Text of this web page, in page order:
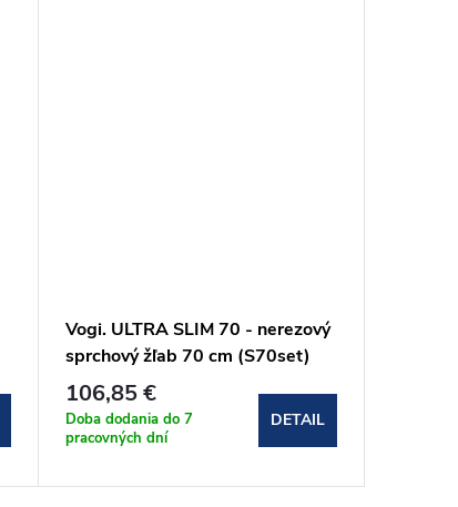
Vogi. ULTRA SLIM 70 - nerezový
sprchový žľab 70 cm (S70set)
106,85 €
Doba dodania do 7
pracovných dní
DETAIL